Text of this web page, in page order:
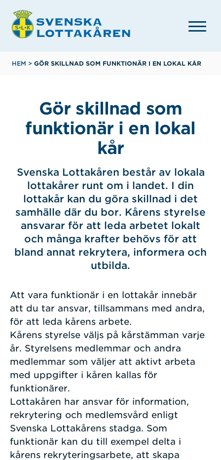
huvudinnehåll
Länkstig
HEM > GÖR SKILLNAD SOM FUNKTIONÄR I EN LOKAL KÅR
Gör skillnad som
funktionär i en lokal
kår
Svenska Lottakåren består av lokala
lottakårer runt om i landet. I din
lottakår kan du göra skillnad i det
samhälle där du bor. Kårens styrelse
ansvarar för att leda arbetet lokalt
och många krafter behövs för att
bland annat rekrytera, informera och
utbilda.
Att vara funktionär i en lottakår innebär
att du tar ansvar, tillsammans med andra,
för att leda kårens arbete.
Kårens styrelse väljs på kårstämman varje
år. Styrelsens medlemmar och andra
medlemmar som väljer att aktivt arbeta
med uppgifter i kåren kallas för
funktionärer.
Lottakåren har ansvar för information,
rekrytering och medlemsvård enligt
Svenska Lottakårens stadga. Som
funktionär kan du till exempel delta i
kårens rekryteringsarbete, att skapa